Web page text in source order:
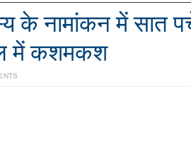
के नामांकन में सात
में कशमकश